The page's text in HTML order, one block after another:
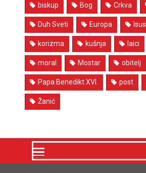
biskup Bog Crkva
Duh Sveti Europa Isus
korizma kušnja laici
moral Mostar obitelj
Papa Benedikt XVI. post
Žanić